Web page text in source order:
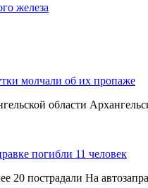
железа
молчали об их пропаже
области
погибли 11 человек
20 пострадали На